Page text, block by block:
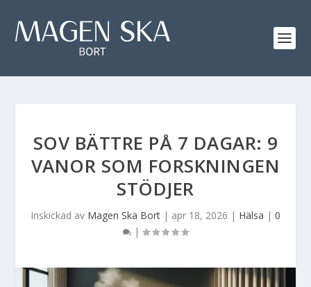
SOV BÄTTRE PÅ 7 DAGAR: 9
VANOR SOM FORSKNINGEN
STÖDJER
Inskickad av Magen Ska Bort | apr 18, 2026 | Hälsa | 0
|